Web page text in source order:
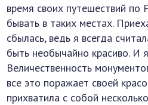
время своих путешествий по
бывать в таких местах.
сбылась, ведь я всегда
быть необычайно красиво. И
Величественность
все это поражает своей
прихватила с собой